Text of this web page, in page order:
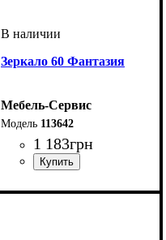
Зеркало 60 Фантазия
Мебель-Сервис
113642
1 183грн